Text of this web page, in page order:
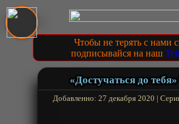
Чтобы не терять с нами
подписывайся на наш
«Достучаться до
Добавленно: 27 декабря 2020 |